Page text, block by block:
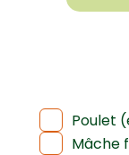
Poulet
Mâche